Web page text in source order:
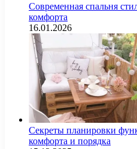
Современная спальня
комфорта
16.01.2026
Секреты планировки
комфорта и порядка